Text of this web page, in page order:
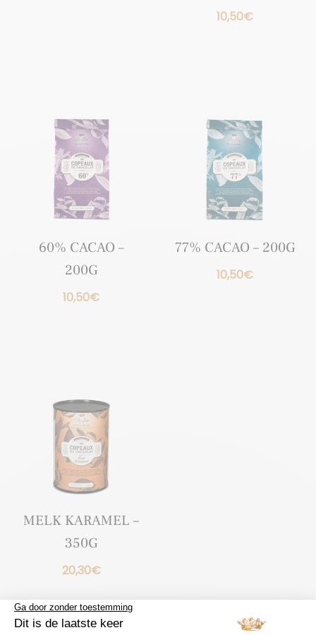
10,50€
60% CACAO –
200G
10,50€
77% CACAO – 200G
10,50€
MELK KARAMEL –
350G
20,30€